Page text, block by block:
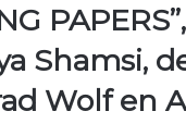
PAPERS”
Shamsi,
Wolfen